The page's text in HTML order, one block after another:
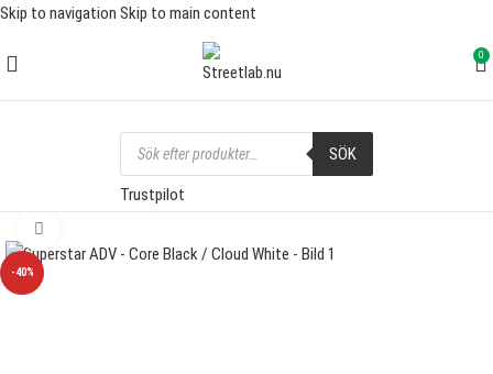
Skip to navigation Skip to main content
FRI FRAKT ÖVER 1000 SEK
0
SÖK
Trustpilot
-40%